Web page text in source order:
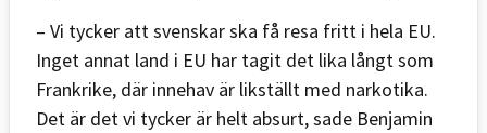
– Vi tycker att svenskar ska få resa fritt i hela EU.
Inget annat land i EU har tagit det lika långt som
Frankrike, där innehav är likställt med narkotika.
Det är det vi tycker är helt absurt, sade Benjamin